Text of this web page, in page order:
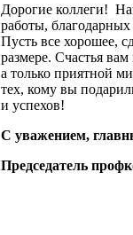
Дорогие коллеги!
работы,
Пусть все хорошее,
размере. Счастья
а только приятной
тех, кому вы
и успехов!
С уважением,
Председатель